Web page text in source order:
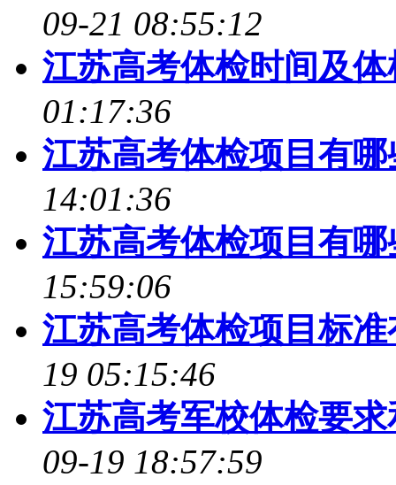
09-21 08:55:12
江苏高考体检时间及
01:17:36
江苏高考体检项目有
14:01:36
江苏高考体检项目有
15:59:06
江苏高考体检项目标
19 05:15:46
江苏高考军校体检要
09-19 18:57:59